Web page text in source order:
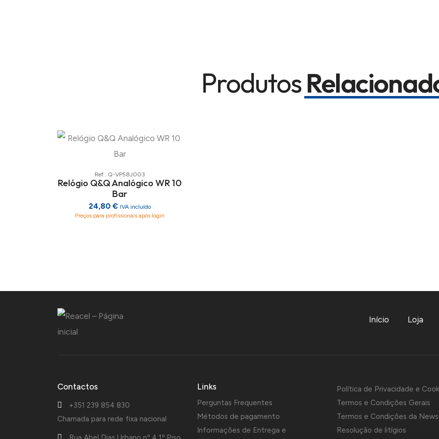
Produtos
Ref.: Q-VP58J003
Relógio Q&Q Analógico WR 10
Bar
24,80 € IVA incluído
Preços para profissionais após login
Início Loja
Contactos
+351 239 854 830
Chamada para rede fixa nacional
Links
Perguntas Frequentes
Métodos de pagamento
Informações de Entrega e
Política de Privacidade e
Termos e Condições Gerais
Termos e Condições da
Resolução de litígios